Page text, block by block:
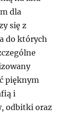
dla
się z
do których
pięknym
i
odbitki oraz